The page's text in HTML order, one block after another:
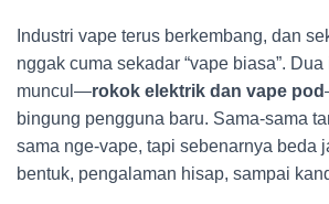
Industri vape terus berkembang, dan
nggak cuma sekadar “vape biasa”.
muncul—rokok elektrik dan vape pod
bingung pengguna baru. Sama-sama
sama nge-vape, tapi sebenarnya beda
bentuk, pengalaman hisap, sampai